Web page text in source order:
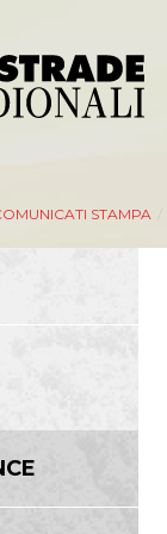
STAMPA